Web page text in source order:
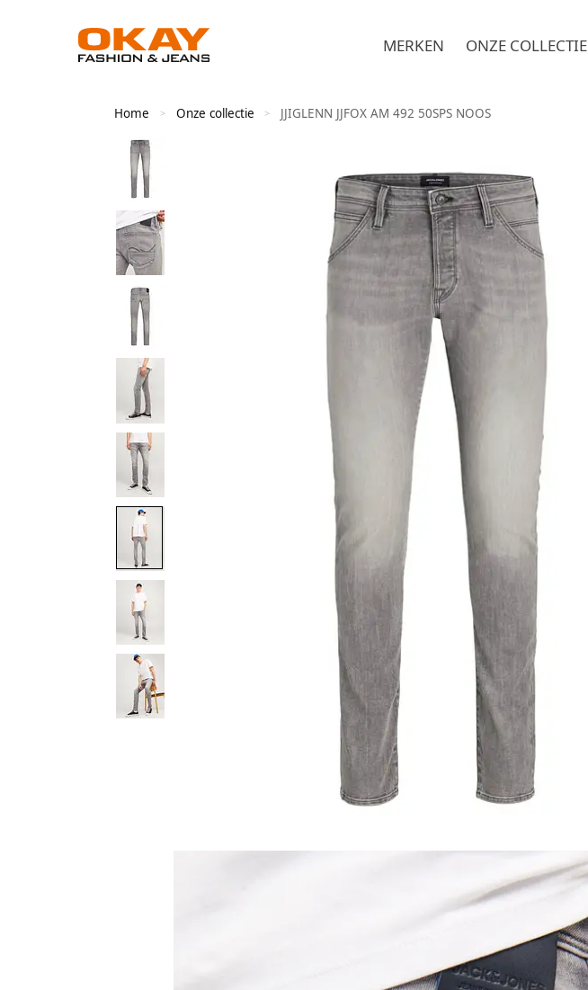
MERKEN ONZE COLLECTIE
Home > Onze collectie > JJIGLENN JJFOX AM 492 50SPS NOOS